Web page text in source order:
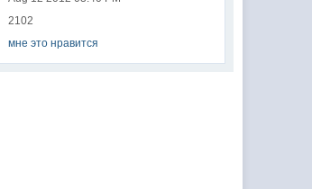
2102
мне это нравится